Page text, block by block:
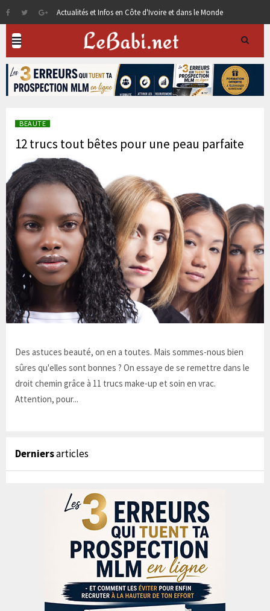
Actualités et Infos en Côte d'Ivoire et dans le Monde
BEAUTE
12 trucs tout bêtes pour une peau parfaite
Des astuces beauté, on en a toutes. Mais sommes-nous bien
sûres qu'elles sont bonnes ? On essaye de se remettre dans le
droit chemin grâce à 11 trucs make-up et soin en vrac.
Attention, pour...
Derniersarticles